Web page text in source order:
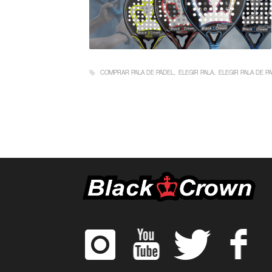
COMPRAR PALA DE PÁDEL ELEGIR PALA ELEGIR PALA DE